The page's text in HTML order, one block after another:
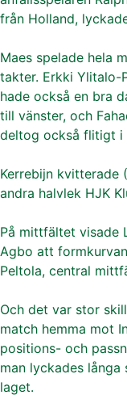
från Holland,
Maes spelade hela
takter. Erkki Ylitalo-
hade också en bra
till vänster, och
deltog också flitigt i
Kerrebijn kvitterade
andra halvlek HJK
På mittfältet visade
Agbo att
Peltola, central
Och det var stor
match hemma mot
positions- och
man lyckades
laget.